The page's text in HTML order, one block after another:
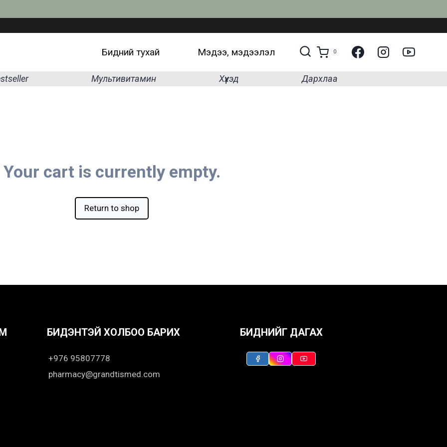
Бидний тухай Мэдээ, мэдээлэл 0
Мультивитамин Хүүхэд Дархлаа
Your cart is currently empty.
Return to shop
БИДЭНТЭЙ ХОЛБОО БАРИХ
+976 95807778
pharmacy@grandtismed.com
БИДНИЙГ ДАГАХ